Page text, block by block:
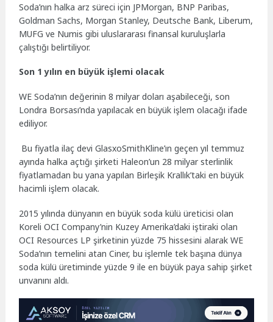
Soda’nın halka arz süreci için JPMorgan, BNP Paribas,
Goldman Sachs, Morgan Stanley, Deutsche Bank, Liberum,
MUFG ve Numis gibi uluslararası finansal kuruluşlarla
çalıştığı belirtiliyor.
Son 1 yılın en büyük işlemi olacak
WE Soda’nın değerinin 8 milyar doları aşabileceği, son
Londra Borsası’nda yapılacak en büyük işlem olacağı ifade
ediliyor.
Bu fiyatla ilaç devi GlasxoSmithKline’ın geçen yıl temmuz
ayında halka açtığı şirketi Haleon’un 28 milyar sterlinlik
fiyatlamadan bu yana yapılan Birleşik Krallık’taki en büyük
hacimli işlem olacak.
2015 yılında dünyanın en büyük soda külü üreticisi olan
Koreli OCI Company’nin Kuzey Amerika’daki iştiraki olan
OCI Resources LP şirketinin yüzde 75 hissesini alarak WE
Soda’nın temelini atan Ciner, bu işlemle tek başına dünya
soda külü üretiminde yüzde 9 ile en büyük paya sahip şirket
unvanını aldı.